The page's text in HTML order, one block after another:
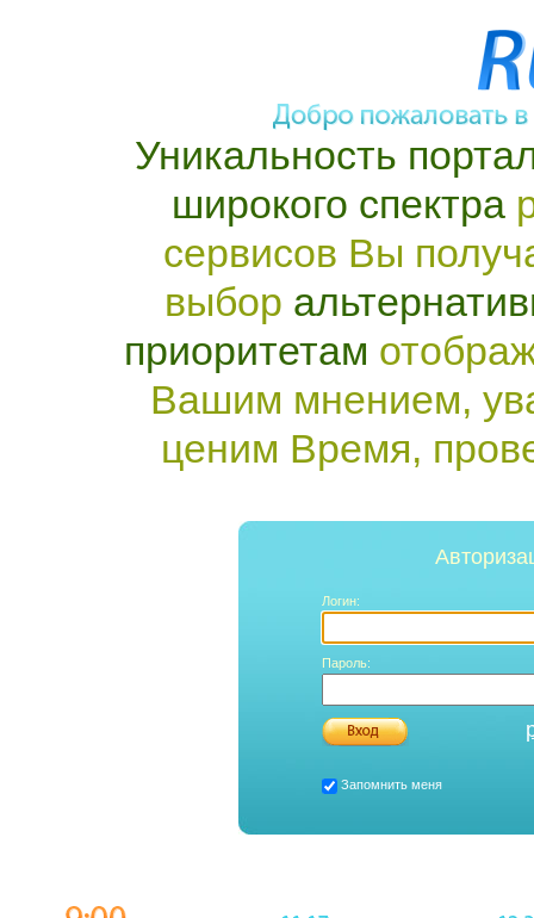
Уникальность
широкого спектра
сервисов Вы
выбор
приоритетам
Вашим мнением,
ценим Время,
Логин:
Пароль:
Запомнить меня